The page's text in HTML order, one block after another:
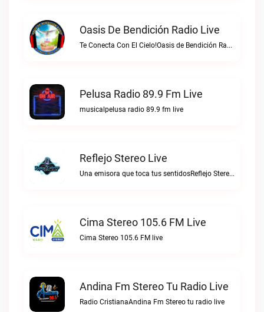
Oasis De Bendición Radio Live
Te Conecta Con El Cielo!Oasis de Bendición Radio live
Pelusa Radio 89.9 Fm Live
musicalpelusa radio 89.9 fm live
Reflejo Stereo Live
Una emisora que toca tus sentidosReflejo Stereo live
Cima Stereo 105.6 FM Live
Cima Stereo 105.6 FM live
Andina Fm Stereo Tu Radio Live
Radio CristianaAndina Fm Stereo tu radio live